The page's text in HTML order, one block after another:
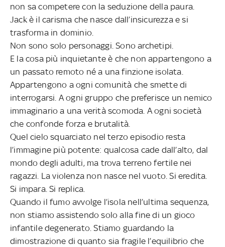
non sa competere con la seduzione della paura.
Jack è il carisma che nasce dall’insicurezza e si
trasforma in dominio.
Non sono solo personaggi. Sono archetipi.
E la cosa più inquietante è che non appartengono a
un passato remoto né a una finzione isolata.
Appartengono a ogni comunità che smette di
interrogarsi. A ogni gruppo che preferisce un nemico
immaginario a una verità scomoda. A ogni società
che confonde forza e brutalità.
Quel cielo squarciato nel terzo episodio resta
l’immagine più potente: qualcosa cade dall’alto, dal
mondo degli adulti, ma trova terreno fertile nei
ragazzi. La violenza non nasce nel vuoto. Si eredita.
Si impara. Si replica.
Quando il fumo avvolge l’isola nell’ultima sequenza,
non stiamo assistendo solo alla fine di un gioco
infantile degenerato. Stiamo guardando la
dimostrazione di quanto sia fragile l’equilibrio che